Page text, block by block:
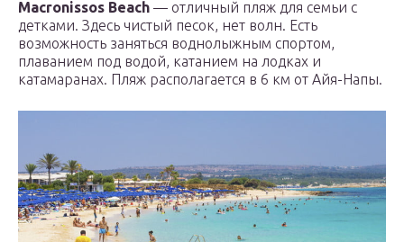
Macronissos Beach — отличный пляж для семьи с
детками. Здесь чистый песок, нет волн. Есть
возможность заняться воднолыжным спортом,
плаванием под водой, катанием на лодках и
катамаранах. Пляж располагается в 6 км от Айя-Напы.